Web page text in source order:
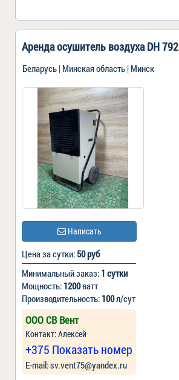
Аренда осушитель воздуха DH 792
Беларусь | Минская область | Минск
Написать
Цена за сутки: 50 руб
Минимальный заказ: 1 сутки
Мощность: 1200ватт
Производительность: 100л/сут
ООО СВ Вент
Контакт: Алексей
+375 Показать номер
Е-mail: sv.vent75@yandex.ru